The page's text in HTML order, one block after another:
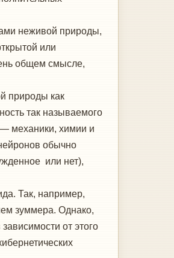
неживой природы,
или
общем смысле,
природы как
так называемого
— механики, химии и
обычно
или нет),
Так, например,
зуммера. Однако,
от этого